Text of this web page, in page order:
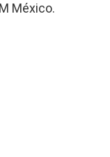
México.